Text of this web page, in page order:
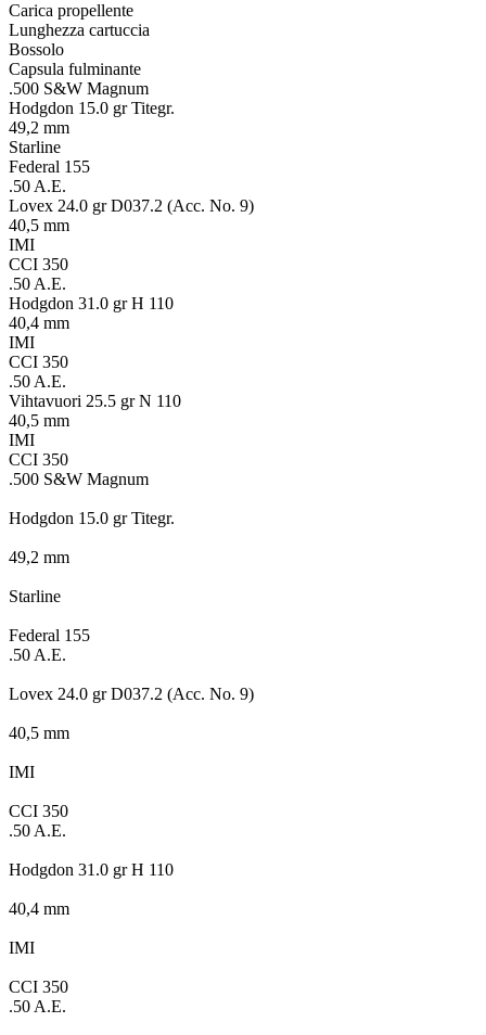
Carica propellente
Lunghezza cartuccia
Bossolo
Capsula fulminante
.500 S&W Magnum
Hodgdon 15.0 gr Titegr.
49,2 mm
Starline
Federal 155
.50 A.E.
Lovex 24.0 gr D037.2 (Acc. No. 9)
40,5 mm
IMI
CCI 350
.50 A.E.
Hodgdon 31.0 gr H 110
40,4 mm
IMI
CCI 350
.50 A.E.
Vihtavuori 25.5 gr N 110
40,5 mm
IMI
CCI 350
.500 S&W Magnum
Hodgdon 15.0 gr Titegr.
49,2 mm
Starline
Federal 155
.50 A.E.
Lovex 24.0 gr D037.2 (Acc. No. 9)
40,5 mm
IMI
CCI 350
.50 A.E.
Hodgdon 31.0 gr H 110
40,4 mm
IMI
CCI 350
.50 A.E.